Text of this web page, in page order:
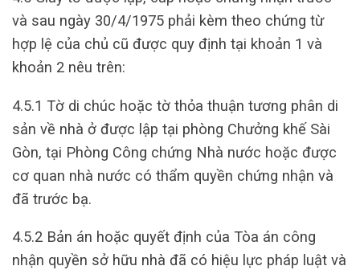
và sau ngày 30/4/1975 phải kèm theo chứng từ
hợp lệ của chủ cũ được quy định tại khoản 1 và
khoản 2 nêu trên:
4.5.1 Tờ di chúc hoặc tờ thỏa thuận tương phân di
sản về nhà ở được lập tại phòng Chưởng khế Sài
Gòn, tại Phòng Công chứng Nhà nước hoặc được
cơ quan nhà nước có thẩm quyền chứng nhận và
đã trước bạ.
4.5.2 Bản án hoặc quyết định của Tòa án công
nhận quyền sở hữu nhà đã có hiệu lực pháp luật và